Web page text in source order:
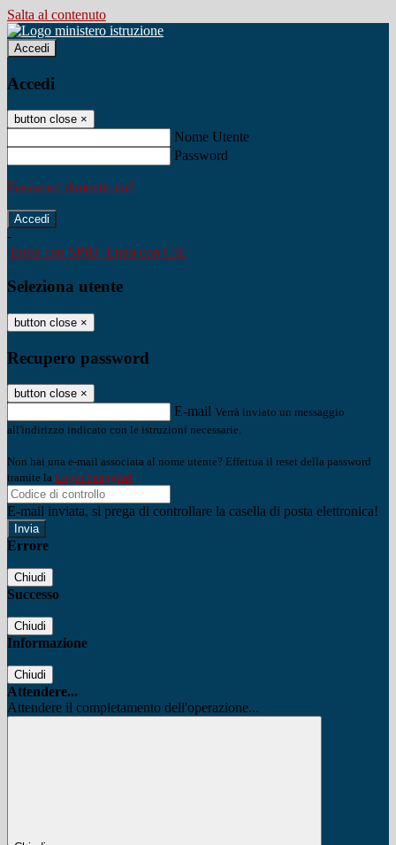
Salta al contenuto
Accedi
Accedi
button close ×
Nome Utente
Password
Password dimenticata?
-
Entra con SPID Entra con CIE
Seleziona utente
button close ×
Recupero password
button close ×
E-mail Verrà inviato un messaggio
all'indirizzo indicato con le istruzioni necessarie.
Non hai una e-mail associata al nome utente? Effettua il reset della password
tramite la Login Spaggiari
E-mail inviata, si prega di controllare la casella di posta elettronica!
Errore
Chiudi
Successo
Chiudi
Informazione
Chiudi
Attendere...
Attendere il completamento dell'operazione...